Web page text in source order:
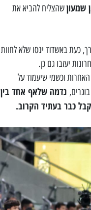
שמעוןשהצליח להביא את
כעת באשדוד ינסו שלא לחוות
יעזבו גם כן.
וכשמי שיעמוד על
נדמה שלאף אחד בין
כבר בעתיד הקרוב.